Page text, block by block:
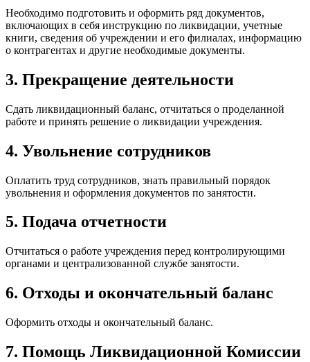
Необходимо подготовить и оформить ряд документов,
включающих в себя инструкцию по ликвидации, учетные
книги, сведения об учреждении и его филиалах, информацию
о контрагентах и другие необходимые документы.
3. Прекращение деятельности
Сдать ликвидационный баланс, отчитаться о проделанной
работе и принять решение о ликвидации учреждения.
4. Увольнение сотрудников
Оплатить труд сотрудников, знать правильный порядок
увольнения и оформления документов по занятости.
5. Подача отчетности
Отчитаться о работе учреждения перед контролирующими
органами и централизованной службе занятости.
6. Отходы и окончательный баланс
Оформить отходы и окончательный баланс.
7. Помощь Ликвидационной Комиссии